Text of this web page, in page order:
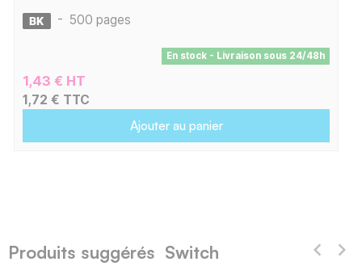
- 500 pages
En stock - Livraison sous 24/48h
1,43 € HT
1,72 € TTC
Ajouter au panier
Produits suggérés Switch